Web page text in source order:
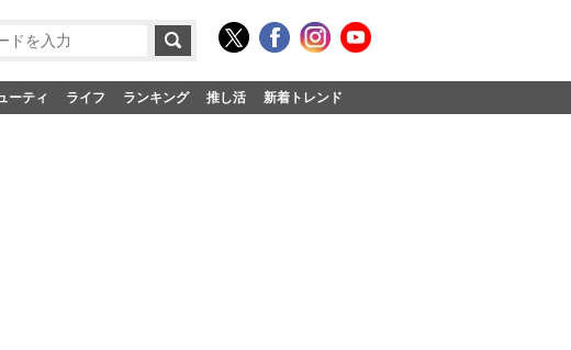
ーティ ライフ ランキング 推し活 新着トレンド